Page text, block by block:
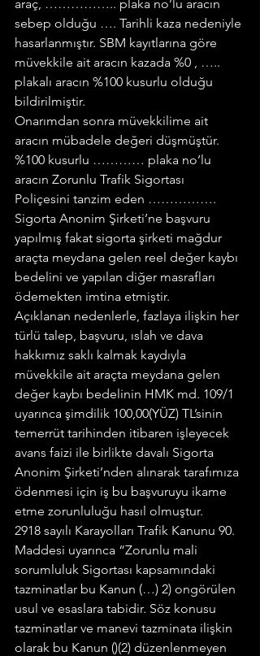
araç, …………….. plaka no’lu aracın
sebep olduğu …. Tarihli kaza nedeniyle
hasarlanmıştır. SBM kayıtlarına göre
müvekkile ait aracın kazada %0 , …..
plakalı aracın %100 kusurlu olduğu
bildirilmiştir.
Onarımdan sonra müvekkilime ait
aracın mübadele değeri düşmüştür.
%100 kusurlu ………… plaka no’lu
aracın Zorunlu Trafik Sigortası
Poliçesini tanzim eden …………….
Sigorta Anonim Şirketi’ne başvuru
yapılmış fakat sigorta şirketi mağdur
araçta meydana gelen reel değer kaybı
bedelini ve yapılan diğer masrafları
ödemekten imtina etmiştir.
Açıklanan nedenlerle, fazlaya ilişkin her
türlü talep, başvuru, ıslah ve dava
hakkımız saklı kalmak kaydıyla
müvekkile ait araçta meydana gelen
değer kaybı bedelinin HMK md. 109/1
uyarınca şimdilik 100,00(YÜZ) TL’sinin
temerrüt tarihinden itibaren işleyecek
avans faizi ile birlikte davalı Sigorta
Anonim Şirketi’nden alınarak tarafımıza
ödenmesi için iş bu başvuruyu ikame
etme zorunluluğu hasıl olmuştur.
2918 sayılı Karayolları Trafik Kanunu 90.
Maddesi uyarınca “Zorunlu mali
sorumluluk Sigortası kapsamındaki
tazminatlar bu Kanun (…) 2) ongörülen
usul ve esaslara tabidir. Söz konusu
tazminatlar ve manevi tazminata ilişkin
olarak bu Kanun ()(2) düzenlenmeyen